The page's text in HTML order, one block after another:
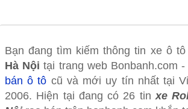
Bạn đang tìm kiếm thông tin xe ô tô
Hà Nội tại trang web Bonbanh.com
bán ô tô cũ và mới uy tín nhất tại
2006. Hiện tại đang có 26 tin xe